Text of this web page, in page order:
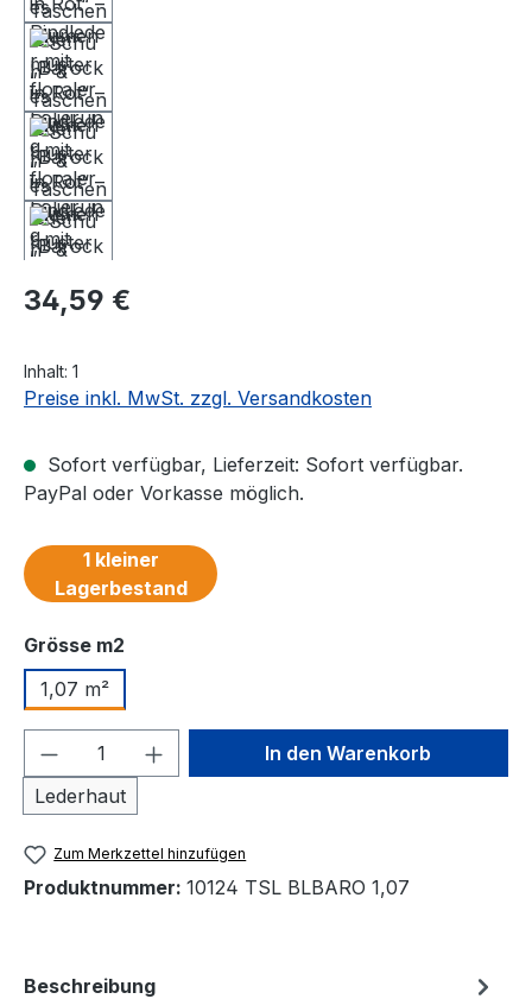
Regulärer Preis:
34,59 €
Inhalt: 1
Preise inkl. MwSt. zzgl. Versandkosten
Sofort verfügbar, Lieferzeit: Sofort verfügbar.
PayPal oder Vorkasse möglich.
1 kleiner
Lagerbestand
Grösse m2
1,07 m²
Produkt Anzahl: Gib den
Lederhaut
In den Warenkorb
Zum Merkzettel hinzufügen
Produktnummer: 10124 TSL BLBARO 1,07
Beschreibung